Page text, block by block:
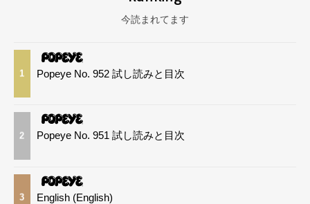
今読まれてます
1 Popeye No. 952 試し読みと目次
2 Popeye No. 951 試し読みと目次
3 English (English)